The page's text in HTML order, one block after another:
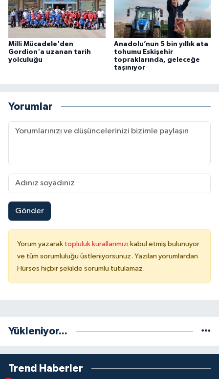
Milli Mücadele'den
Gordion'a uzanan tarih
yolculuğu
Anadolu’nun 5 bin yıllık ata
tohumu Eskişehir
topraklarında, geleceğe
taşınıyor
Yorumlar
Gönder
Yorum yazarak topluluk kurallarımızı kabul etmiş bulunuyor
ve tüm sorumluluğu üstleniyorsunuz. Yazılan yorumlardan
Hürses hiçbir şekilde sorumlu tutulamaz.
Yükleniyor...
Trend Haberler